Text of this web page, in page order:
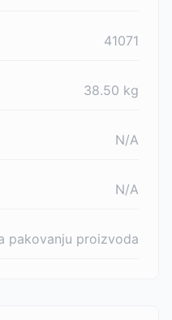
41071
38.50 kg
N/A
N/A
pakovanju proizvoda